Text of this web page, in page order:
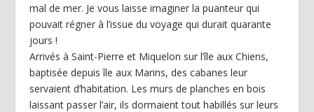
mal de mer. Je vous laisse imaginer la puanteur qui
pouvait régner à l’issue du voyage qui durait quarante
jours !
Arrivés à Saint-Pierre et Miquelon sur l’île aux Chiens,
baptisée depuis île aux Marins, des cabanes leur
servaient d’habitation. Les murs de planches en bois
laissant passer l’air, ils dormaient tout habillés sur leurs